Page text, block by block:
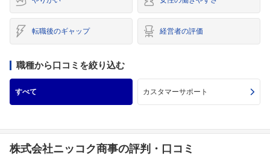
転職後のギャップ 経営者の評価
職種から口コミを絞り込む
すべて カスタマーサポート
株式会社ニッコク商事の評判・口コミ